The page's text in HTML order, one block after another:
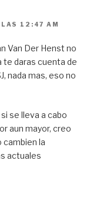
12:47 AM
Van Der Henst no
te daras cuenta de
nada mas, eso no
se lleva a cabo
aun mayor, creo
cambien la
actuales